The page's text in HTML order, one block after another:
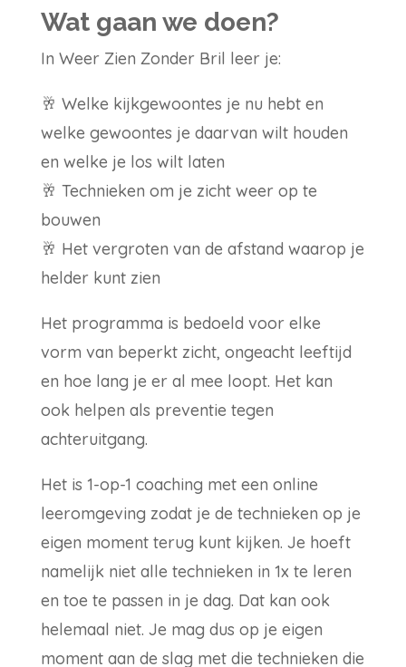
Wat gaan we doen?
In Weer Zien Zonder Bril leer je:
🥂 Welke kijkgewoontes je nu hebt en
welke gewoontes je daarvan wilt houden
en welke je los wilt laten
🥂 Technieken om je zicht weer op te
bouwen
🥂 Het vergroten van de afstand waarop je
helder kunt zien
Het programma is bedoeld voor elke
vorm van beperkt zicht, ongeacht leeftijd
en hoe lang je er al mee loopt. Het kan
ook helpen als preventie tegen
achteruitgang.
Het is 1-op-1 coaching met een online
leeromgeving zodat je de technieken op je
eigen moment terug kunt kijken. Je hoeft
namelijk niet alle technieken in 1x te leren
en toe te passen in je dag. Dat kan ook
helemaal niet. Je mag dus op je eigen
moment aan de slag met die technieken die